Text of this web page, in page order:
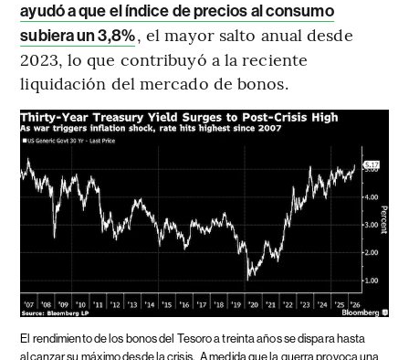
ayudó a que el índice de precios al consumo
subiera un 3,8%, el mayor salto anual desde
2023, lo que contribuyó a la reciente
liquidación del mercado de bonos.
El rendimiento de los bonos del Tesoro a treinta años se dispara hasta
alcanzar su máximo desde la crisis. A medida que la guerra provoca una